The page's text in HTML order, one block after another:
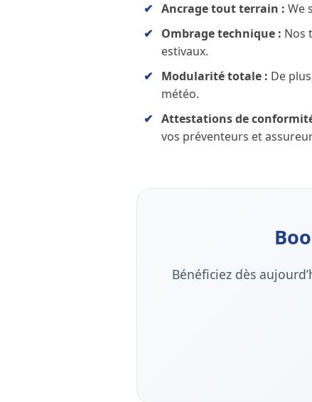
Ancrage tout terrain : We
Ombrage technique : Nos
estivaux.
Modularité totale : De
météo.
Attestations de
vos préventeurs et
Bénéficiez dès